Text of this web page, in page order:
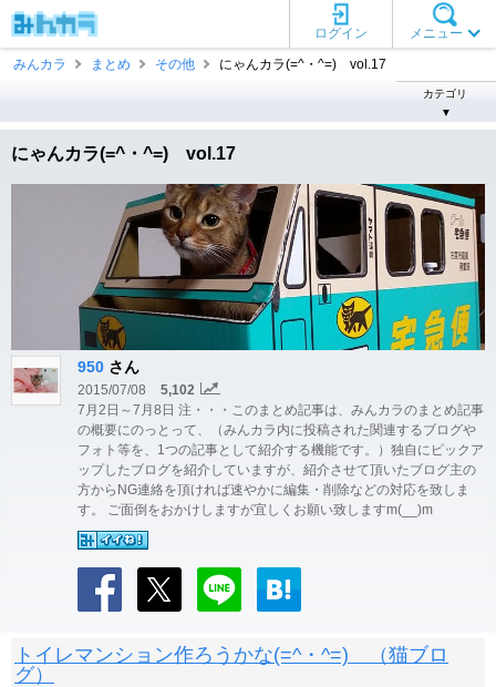
メニュー
ログイン
みんカラ
まとめ その他 にゃんカラ(=^・^=) vol.17
カテゴリ
▼
にゃんカラ(=^・^=) vol.17
950 さん
2015/07/08
5,102
7月2日～7月8日 注・・・このまとめ記事は、みんカラのまとめ記事
の概要にのっとって、（みんカラ内に投稿された関連するブログや
フォト等を、1つの記事として紹介する機能です。）独自にピックア
ップしたブログを紹介していますが、紹介させて頂いたブログ主の
方からNG連絡を頂ければ速やかに編集・削除などの対応を致しま
す。 ご面倒をおかけしますが宜しくお願い致しますm(__)m
トイレマンション作ろうかな(=^・^=) （猫ブロ
グ）